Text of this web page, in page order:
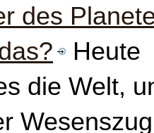
des
Heute
die Welt,